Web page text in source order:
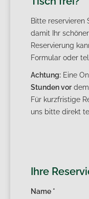
Bitte reservieren
damit Ihr
Reservierung
Formular oder
Achtung: Eine
Stunden vor
Für kurzfristige
uns bitte direkt
Ihre
Name *